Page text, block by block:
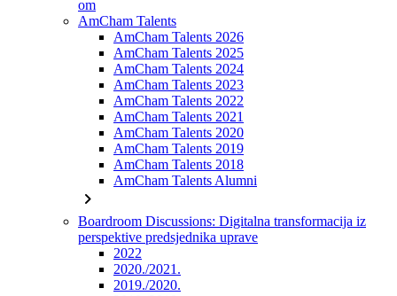
om
AmCham Talents
AmCham Talents 2026
AmCham Talents 2025
AmCham Talents 2024
AmCham Talents 2023
AmCham Talents 2022
AmCham Talents 2021
AmCham Talents 2020
AmCham Talents 2019
AmCham Talents 2018
AmCham Talents Alumni
chevron_right
Boardroom Discussions: Digitalna transformacija iz
perspektive predsjednika uprave
2022
2020./2021.
2019./2020.